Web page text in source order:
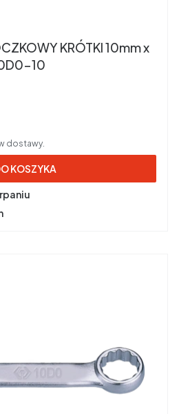
KRÓTKI 10mm x
10
dostawy.
KOSZYKA